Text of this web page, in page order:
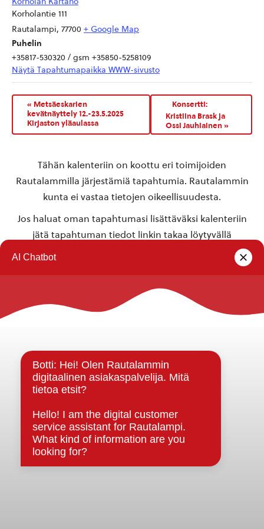
Korholantie 111
Rautalampi, 77700 + Google Map
Puhelin
+35817-530320 / gsm +35850-5258109
Näytä Tapahtumapaikka WWW-sivusto
« Metsäeskarien
kevätnäyttely 12.-23.5.2025
Kirjaston yläaulassa
Konsertti:
Kristiina Brask ja
Ossi Jauhiainen»
Tähän kalenteriin on koottu eri toimijoiden
Rautalammilla järjestämiä tapahtumia. Rautalammin
kunta ei vastaa tietojen oikeellisuudesta.
Jos haluat oman tapahtumasi lisättäväksi kalenteriin
jätä tapahtuman tiedot linkin takaa löytyvällä
Rautalammin kunta
Strategiat, ohjelmat, ohjeet, suunnitelmat, säännöt ja
sopimukset
Asiakirjajulkisuuskuvaus
Evästeet
Saavutettavuusseloste
Tietosuoja
Tietosuojaselosteet